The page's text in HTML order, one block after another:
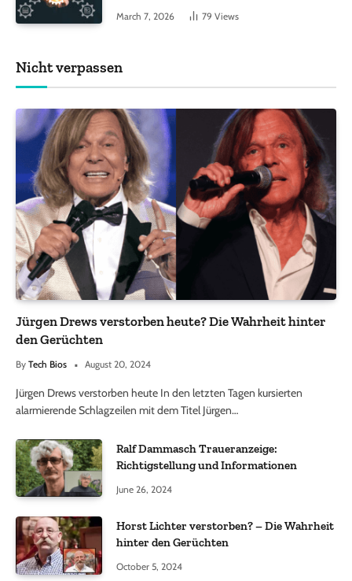
Funktionen, auf die Sie achten sollten
March 7, 2026 79 Views
Nicht verpassen
Jürgen Drews verstorben heute? Die Wahrheit hinter
den Gerüchten
By Tech Bios August 20, 2024
Jürgen Drews verstorben heute In den letzten Tagen kursierten
alarmierende Schlagzeilen mit dem Titel Jürgen…
Ralf Dammasch Traueranzeige:
Richtigstellung und Informationen
June 26, 2024
Horst Lichter verstorben? – Die Wahrheit
hinter den Gerüchten
October 5, 2024